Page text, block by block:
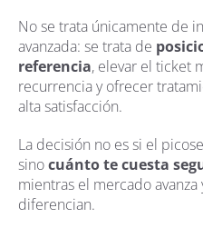
No se trata únicamente de
avanzada: se trata de
referencia, elevar el ticket
recurrencia y ofrecer
alta satisfacción.
La decisión no es si el
sinocuánto te cuesta
mientras el mercado
diferencian.